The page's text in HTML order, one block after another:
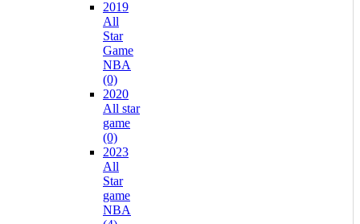
2019
All
Star
Game
NBA
(0)
2020
All star
game
(0)
2023
All
Star
game
NBA